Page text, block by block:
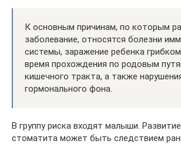
К основным причинам, по которым
заболевание, относятся болезни
системы, заражение ребенка
время прохождения по родовым
кишечного тракта, а также
гормонального фона.
В группу риска входят малыши.
стоматита может быть следствием